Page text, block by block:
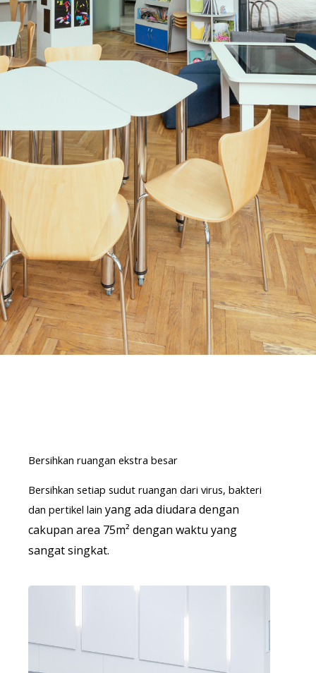
Bersihkan ruangan ekstra besar
Bersihkan setiap sudut ruangan dari virus, bakteri
dan pertikel lain yang ada diudara dengan
cakupan area 75m² dengan waktu yang
sangat singkat.